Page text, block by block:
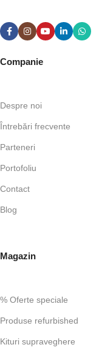
Companie
Despre noi
Întrebări frecvente
Parteneri
Portofoliu
Contact
Blog
Magazin
% Oferte speciale
Produse refurbished
Kituri supraveghere